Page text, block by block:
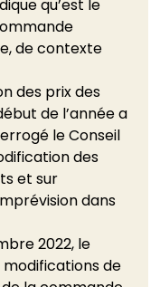
qu’est le
de contexte
des prix des
de l’année a
le Conseil
des
et sur
dans
2022, le
de